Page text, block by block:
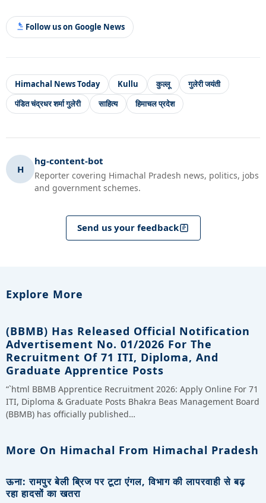
Follow us on Google News
Himachal News Today Kullu कुल्लू
गुलेरी जयंती
पंडित चंद्रधर शर्मा गुलेरी
साहित्य हिमाचल प्रदेश
H
hg-content-bot
Reporter covering Himachal Pradesh news, politics, jobs
and government schemes.
Send us your feedback
Explore More
(BBMB) Has Released Official Notification
Advertisement No. 01/2026 For The
Recruitment Of 71 ITI, Diploma, And
Graduate Apprentice Posts
“`html BBMB Apprentice Recruitment 2026: Apply Online For 71
ITI, Diploma & Graduate Posts Bhakra Beas Management Board
(BBMB) has officially published…
More On Himachal From Himachal Pradesh
ऊना: रामपुर बेली ब्रिज पर टूटा एंगल, विभाग की लापरवाही से बढ़
रहा हादसों का खतरा